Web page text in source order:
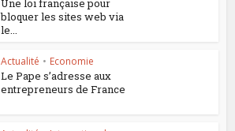
bloquer les sites web via
le...
Actualité • Economie
Le Pape s’adresse aux
entrepreneurs de France